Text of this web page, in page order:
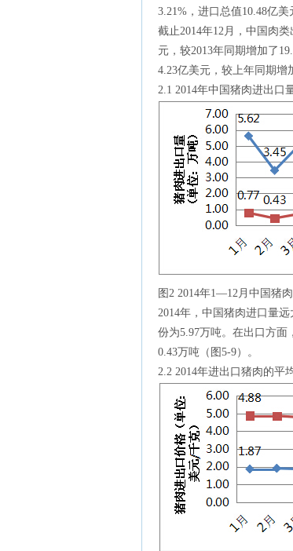
3.21%，进口总值10.48亿美
截止2014年12月，中国肉
元，较2013年同期增加了
4.23亿美元，较上年同期增
2.1 2014年中国猪肉进出口
图2 2014年1—12月中国猪
2014年，中国猪肉进口量
份为5.97万吨。在出口方面
0.43万吨（图5-9）。
2.2 2014年进出口猪肉的平